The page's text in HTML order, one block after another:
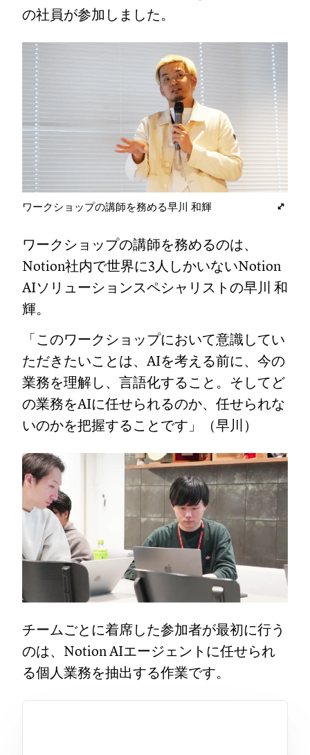
の社員が参加しました。
ワークショップの講師を務める早川 和輝
ワークショップの講師を務めるのは、
Notion社内で世界に3人しかいないNotion
AIソリューションスペシャリストの早川 和
輝。
「このワークショップにおいて意識してい
ただきたいことは、AIを考える前に、今の
業務を理解し、言語化すること。そしてど
の業務をAIに任せられるのか、任せられな
いのかを把握することです」（早川）
チームごとに着席した参加者が最初に行う
のは、Notion AIエージェントに任せられ
る個人業務を抽出する作業です。